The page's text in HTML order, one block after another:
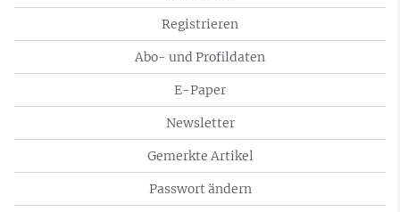
Registrieren
Abo- und Profildaten
E-Paper
Newsletter
Gemerkte Artikel
Passwort ändern